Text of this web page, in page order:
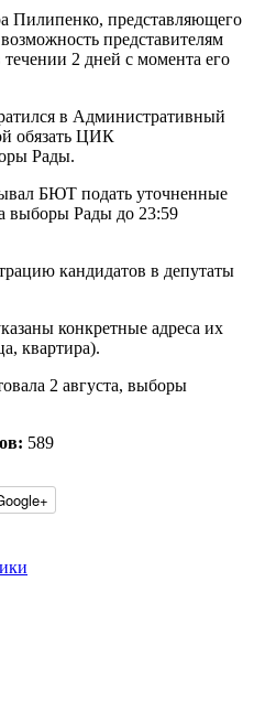
Пилипенко, представляющего
представителям
2 дней с момента его
в Административный
обязать ЦИК
Рады.
БЮТ подать уточненные
выборы Рады до 23:59
кандидатов в депутаты
конкретные адреса их
квартира).
2 августа, выборы
589